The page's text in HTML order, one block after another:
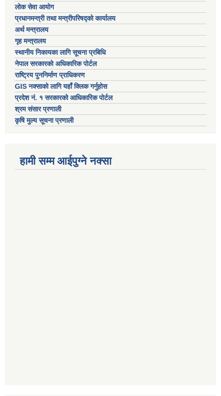
लोक सेवा आयोग
प्रधानमन्त्री तथा मन्त्रीपरिषद्को कार्यालय
अर्थ मन्त्रालय
गृह मन्त्रालय
स्थानीय निकायका लागि सूचना प्रबिधि
नेपाल सरकारको अधिकारिक पोर्टल
राष्ट्रिय पुननिर्माण प्राधिकरण
GIS नक्साको लागि यहाँ क्लिक गर्नुहोस
प्रदेश नं. १ सरकारको आधिकारिक पोर्टल
श्रम संसार प्रणाली
कृषि मुल्य सूचना प्रणाली
हामी सम्म आईपुग्ने नक्सा